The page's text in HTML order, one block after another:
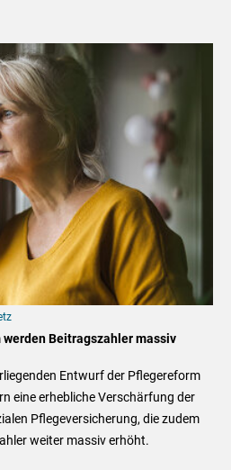
Beitragszahler massiv
Entwurf der Pflegereform
eine erhebliche Verschärfung der
Pflegeversicherung, die zudem
weiter massiv erhöht.